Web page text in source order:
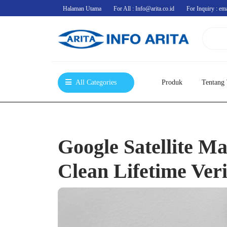
to
Halaman Utama For All : Info@arita.co.id For Inquiry :
All Categories Produk Tentang
Google Satellite
Clean Lifetime